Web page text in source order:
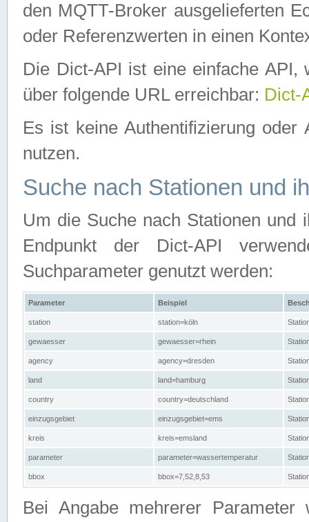
den MQTT-Broker ausgelieferten
oder Referenzwerten in einen
Die Dict-API ist eine einfache API,
über folgende URL erreichbar: Dict-
Es ist keine Authentifizierung
nutzen.
Suche nach Stationen und
Um die Suche nach Stationen und
Endpunkt der Dict-API
Suchparameter genutzt werden:
Parameter Beispiel
station station=köln
gewaesser gewaesser=rhein
agency agency=dresden
land land=hamburg
country country=deutschland
einzugsgebiet einzugsgebiet=ems
kreis kreis=emsland
parameter parameter=wassertemperatur
bbox bbox=7,52,8,53
Bei Angabe mehrerer Parameter